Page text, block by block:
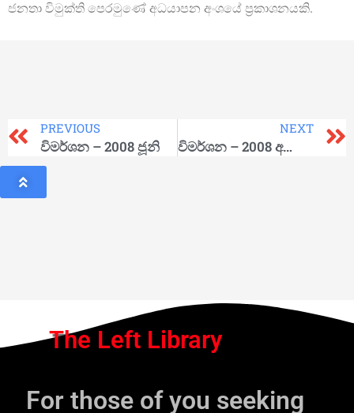
ජනතා විමුක්ති පෙරමුණේ අධයාපන අංශයේ ප්‍රකාශනයකි.
PREVIOUS
විමර්ශන – 2008 ජූනි
NEXT
විමර්ශන – 2008 අගෝස්තු
The Left Library
For those of you seeking